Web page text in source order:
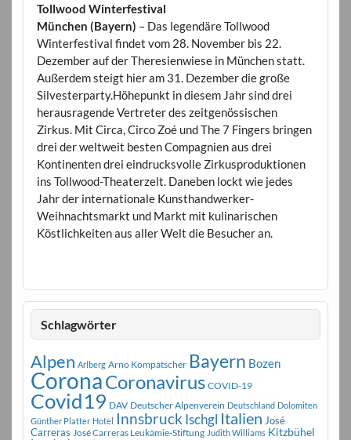
Tollwood Winterfestival
München (Bayern) – Das legendäre Tollwood
Winterfestival findet vom 28. November bis 22.
Dezember auf der Theresienwiese in München statt.
Außerdem steigt hier am 31. Dezember die große
Silvesterparty.Höhepunkt in diesem Jahr sind drei
herausragende Vertreter des zeitgenössischen
Zirkus. Mit Circa, Circo Zoé und The 7 Fingers bringen
drei der weltweit besten Compagnien aus drei
Kontinenten drei eindrucksvolle Zirkusproduktionen
ins Tollwood-Theaterzelt. Daneben lockt wie jedes
Jahr der internationale Kunsthandwerker-
Weihnachtsmarkt und Markt mit kulinarischen
Köstlichkeiten aus aller Welt die Besucher an.
Schlagwörter
Alpen Arlberg Arno Kompatscher Bayern Bozen
CoronaCoronavirus COVID-19
Covid19 DAV Deutscher Alpenverein Deutschland Dolomiten
Günther Platter Hotel Innsbruck Ischgl Italien José
Carreras José Carreras Leukämie-Stiftung Judith Williams Kitzbühel